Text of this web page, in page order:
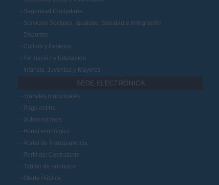
Seguridad Ciudadana
Servicios Sociales, Igualdad, Sanidad e Inmigración
Deportes
Cultura y Festejos
Formación y Educación
Infancia, Juventud y Mayores
SEDE ELECTRÓNICA
Trámites municipales
Pago online
Subvenciones
Portal económico
Portal de Transparencia
Perfil del Contratante
Tablón de anuncios
Oferta Pública